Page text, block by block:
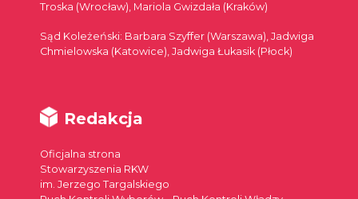
Troska (Wrocław), Mariola Gwizdała (Kraków)
Sąd Koleżeński: Barbara Szyffer (Warszawa), Jadwiga
Chmielowska (Katowice), Jadwiga Łukasik (Płock)
Redakcja
Oficjalna strona
Stowarzyszenia RKW
im. Jerzego Targalskiego